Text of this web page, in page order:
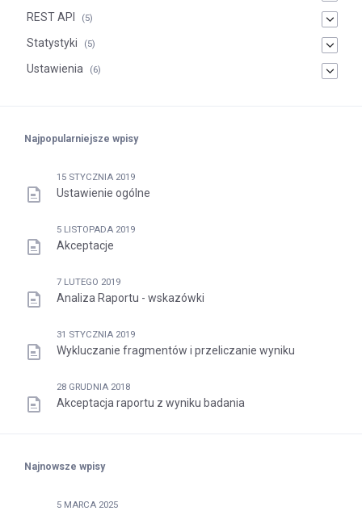
REST API (5)
Statystyki (5)
Ustawienia (6)
Najpopularniejsze wpisy
15 STYCZNIA 2019
Ustawienie ogólne
5 LISTOPADA 2019
Akceptacje
7 LUTEGO 2019
Analiza Raportu - wskazówki
31 STYCZNIA 2019
Wykluczanie fragmentów i przeliczanie wyniku
28 GRUDNIA 2018
Akceptacja raportu z wyniku badania
Najnowsze wpisy
5 MARCA 2025